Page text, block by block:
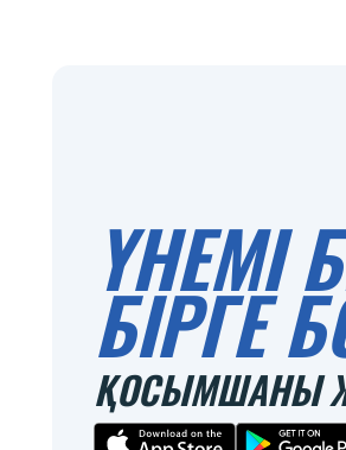
ҮНЕМІ
БІРГЕ
ҚОСЫМШАНЫ